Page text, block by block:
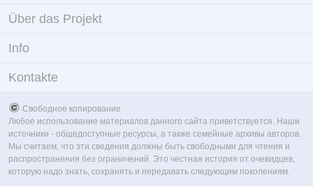
Über das Projekt
Info
Kontakte
Свободное копирование
Любое использование материалов данного сайта приветствуется. Наши
источники - общедоступные ресурсы, а также семейные архивы авторов.
Мы считаем, что эти сведения должны быть свободными для чтения и
распространения без ограничений. Это честная история от очевидцев,
которую надо знать, сохранять и передавать следующим поколениям.